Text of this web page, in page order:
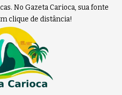
No Gazeta Carioca, sua fonte
clique de distância!